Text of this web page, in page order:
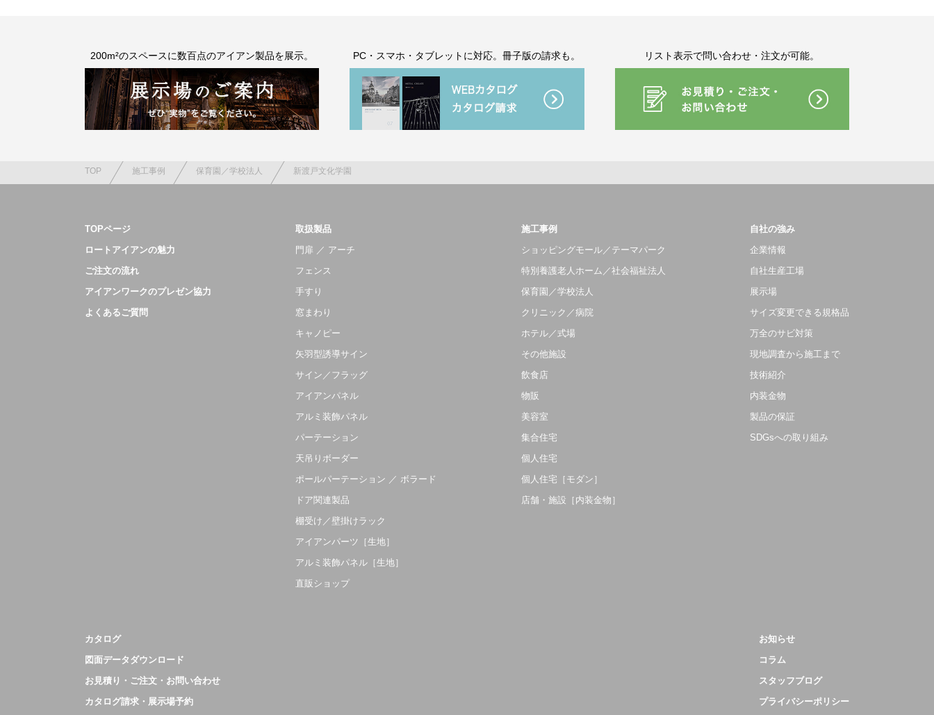
200m²のスペースに数百点のアイアン製品を展示。 PC・スマホ・タブレットに対応。冊子版の請求も。 リスト表示で問い合わせ・注文が可能。
TOP 施工事例 保育園／学校法人 新渡戸文化学園
TOPページ
ロートアイアンの魅力
ご注文の流れ
アイアンワークのプレゼン協力
よくあるご質問
取扱製品
門扉 ／ アーチ
フェンス
手すり
窓まわり
キャノピー
矢羽型誘導サイン
サイン／フラッグ
アイアンパネル
アルミ装飾パネル
パーテーション
天吊りボーダー
ポールパーテーション ／ ボラード
ドア関連製品
棚受け／壁掛けラック
アイアンパーツ［生地］
アルミ装飾パネル［生地］
直販ショップ
施工事例
ショッピングモール／テーマパーク
特別養護老人ホーム／社会福祉法人
保育園／学校法人
クリニック／病院
ホテル／式場
その他施設
飲食店
物販
美容室
集合住宅
個人住宅
個人住宅［モダン］
店舗・施設［内装金物］
自社の強み
企業情報
自社生産工場
展示場
サイズ変更できる規格品
万全のサビ対策
現地調査から施工まで
技術紹介
内装金物
製品の保証
SDGsへの取り組み
カタログ
図面データダウンロード
お見積り・ご注文・お問い合わせ
カタログ請求・展示場予約
お知らせ
コラム
スタッフブログ
プライバシーポリシー